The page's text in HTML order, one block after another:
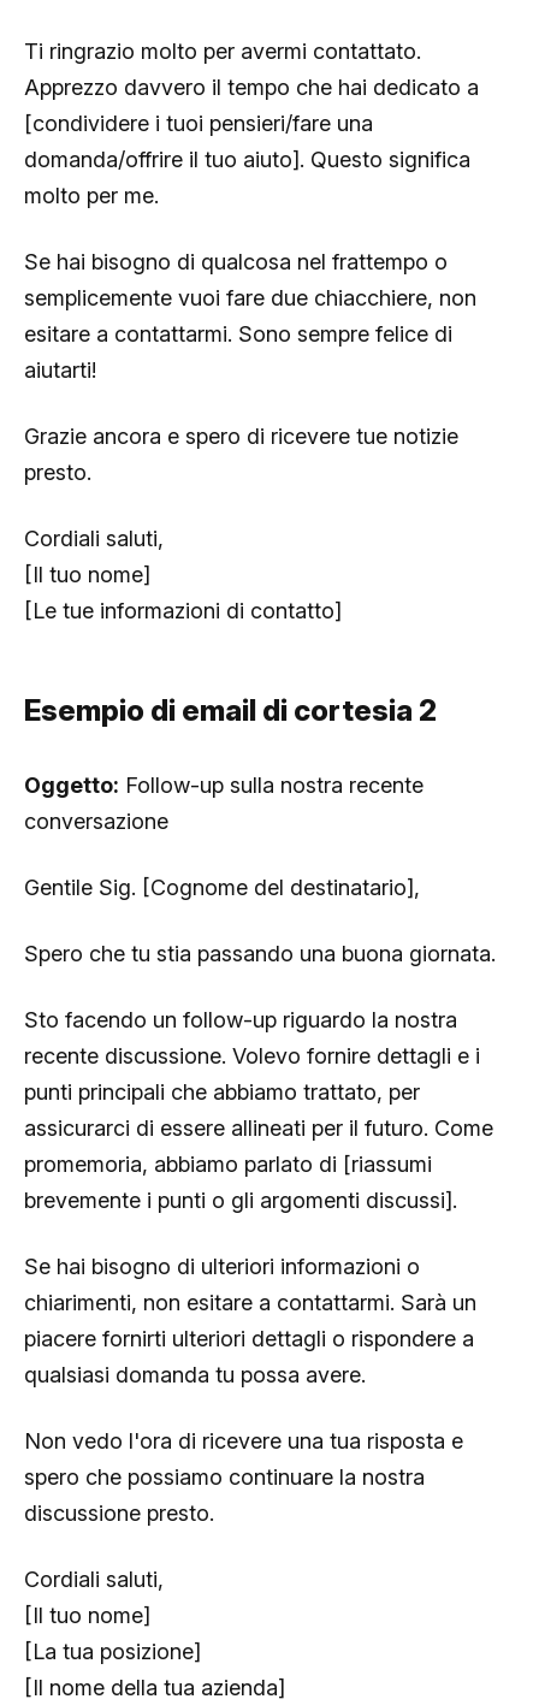
Ti ringrazio molto per avermi contattato.
Apprezzo davvero il tempo che hai dedicato a
[condividere i tuoi pensieri/fare una
domanda/offrire il tuo aiuto]. Questo significa
molto per me.
Se hai bisogno di qualcosa nel frattempo o
semplicemente vuoi fare due chiacchiere, non
esitare a contattarmi. Sono sempre felice di
aiutarti!
Grazie ancora e spero di ricevere tue notizie
presto.
Cordiali saluti,
[Il tuo nome]
[Le tue informazioni di contatto]
Esempio di email di cortesia 2
Oggetto: Follow-up sulla nostra recente
conversazione
Gentile Sig. [Cognome del destinatario],
Spero che tu stia passando una buona giornata.
Sto facendo un follow-up riguardo la nostra
recente discussione. Volevo fornire dettagli e i
punti principali che abbiamo trattato, per
assicurarci di essere allineati per il futuro. Come
promemoria, abbiamo parlato di [riassumi
brevemente i punti o gli argomenti discussi].
Se hai bisogno di ulteriori informazioni o
chiarimenti, non esitare a contattarmi. Sarà un
piacere fornirti ulteriori dettagli o rispondere a
qualsiasi domanda tu possa avere.
Non vedo l'ora di ricevere una tua risposta e
spero che possiamo continuare la nostra
discussione presto.
Cordiali saluti,
[Il tuo nome]
[La tua posizione]
[Il nome della tua azienda]